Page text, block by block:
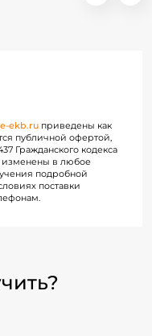
ekb.ru приведены как
публичной офертой,
Гражданского кодекса
изменены в любое
подробной
поставки